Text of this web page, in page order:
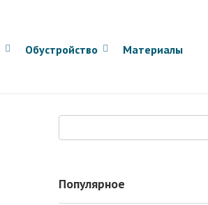
Обустройство Материалы
Популярное